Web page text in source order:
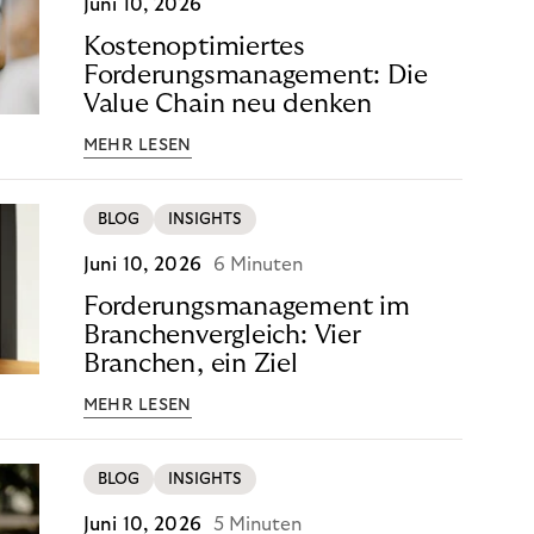
Juni 10, 2026
Kostenoptimiertes
Forderungsmanagement: Die
Value Chain neu denken
MEHR LESEN
BLOG INSIGHTS
Juni 10, 2026 6 Minuten
Forderungsmanagement im
Branchenvergleich: Vier
Branchen, ein Ziel
MEHR LESEN
BLOG INSIGHTS
Juni 10, 2026 5 Minuten